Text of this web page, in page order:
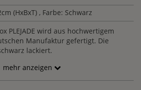
(HxBxT) , Farbe: Schwarz
PLEJADE wird aus hochwertigem
Manufaktur gefertigt. Die
lackiert.
mehr anzeigen